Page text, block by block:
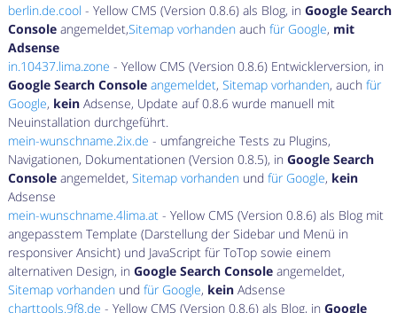
berlin.de.cool - Yellow CMS (Version 0.8.6) als Blog, inGoogle Search
Console angemeldet,Sitemap vorhanden auchfür Google, mit
Adsense
in.10437.lima.zone - Yellow CMS (Version 0.8.6) Entwicklerversion, in
Google Search Console angemeldet,Sitemap vorhanden, auchfür
Google, kein Adsense, Update auf 0.8.6 wurde manuell mit
Neuinstallation durchgeführt.
mein-wunschname.2ix.de - umfangreiche Tests zu Plugins,
Navigationen, Dokumentationen (Version 0.8.5), inGoogle Search
Console angemeldet,Sitemap vorhanden undfür Google, kein
Adsense
mein-wunschname.4lima.at - Yellow CMS (Version 0.8.6) als Blog mit
angepasstem Template (Darstellung der Sidebar und Menü in
responsiver Ansicht) und JavaScript für ToTop sowie einem
alternativen Design, inGoogle Search Console angemeldet,
Sitemap vorhanden undfür Google, kein Adsense
charttools.9f8.de - Yellow CMS (Version 0.8.6) als Blog, inGoogle